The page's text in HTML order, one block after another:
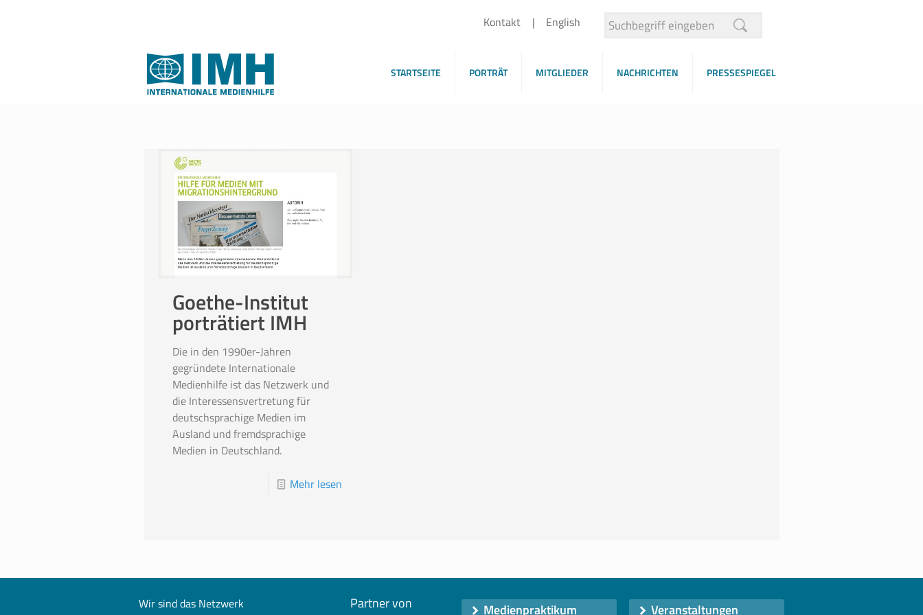
Kontakt English
STARTSEITE PORTRÄT MITGLIEDER NACHRICHTEN PRESSESPIEGEL
Goethe-Institut
porträtiert IMH
Die in den 1990er-Jahren
gegründete Internationale
Medienhilfe ist das Netzwerk und
die Interessensvertretung für
deutschsprachige Medien im
Ausland und fremdsprachige
Medien in Deutschland.
Mehr lesen
Wir sind das Netzwerk
Partner von Medienpraktikum Veranstaltungen